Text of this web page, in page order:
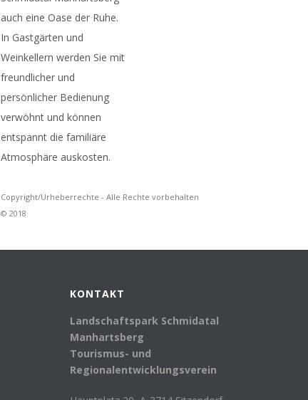
auch eine Oase der Ruhe.
In Gastgärten und
Weinkellern werden Sie mit
freundlicher und
persönlicher Bedienung
verwöhnt und können
entspannt die familiäre
Atmosphäre auskosten.
Copyright/Urheberrechte - Alle Rechte vorbehalten
© 2018
KONTAKT
Landschaftspark Schmidatal
Manhartsberg
Tourismus- und
Regionalentwicklungsverein